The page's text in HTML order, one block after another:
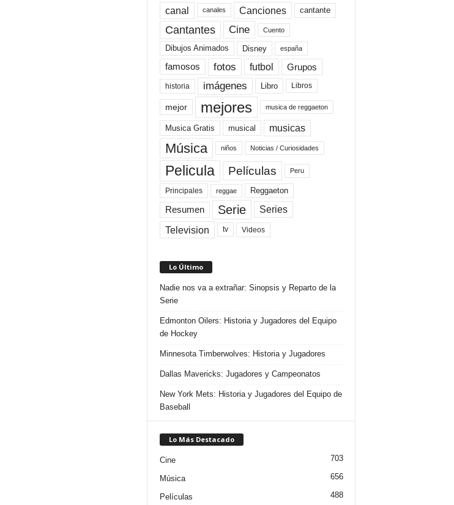
canal canales Canciones cantante
Cantantes Cine Cuento
Dibujos Animados Disney españa
famosos fotos futbol Grupos
historia imágenes Libro Libros
mejor mejores musica de reggaeton
Musica Gratis musical musicas
Música niños Noticias / Curiosidades
Pelicula Películas Peru
Principales reggae Reggaeton
Resumen Serie Series
Television tv Videos
Lo Último
Nadie nos va a extrañar: Sinopsis y Reparto de la
Serie
Edmonton Oilers: Historia y Jugadores del Equipo
de Hockey
Minnesota Timberwolves: Historia y Jugadores
Dallas Mavericks: Jugadores y Campeonatos
New York Mets: Historia y Jugadores del Equipo de
Baseball
Lo Más Destacado
Cine 703
Música 656
Películas 488